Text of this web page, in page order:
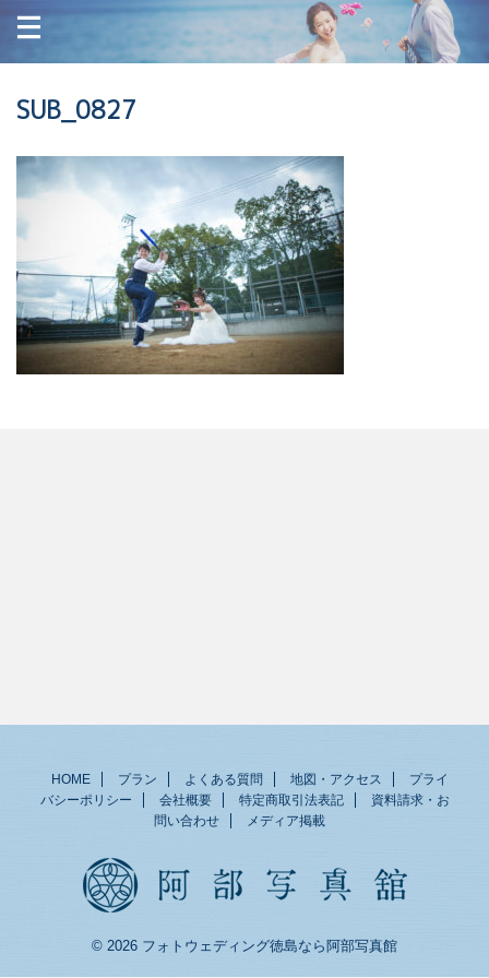
SUB_0827
HOME プラン よくある質問 地図・アクセス
プライ
バシーポリシー
会社概要 特定商取引法表記
資料請求・お
問い合わせ
メディア掲載
© 2026 フォトウェディング徳島なら阿部写真館